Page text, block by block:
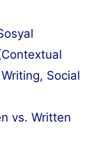
Social
vs. Written